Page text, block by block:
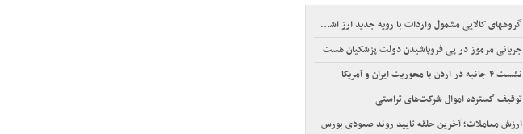
گروههای کالایی مشمول واردات با رویه جدید ارز اشخاص
جریانی مرموز در پی فروپاشیدن دولت پزشکیان هست
نشست ۴ جانبه در اردن با محوریت ایران و آمریکا
توقیف گسترده اموال شرکت‌های تراستی
ارزش معاملات؛ آخرین حلقه تایید روند صعودی بورس